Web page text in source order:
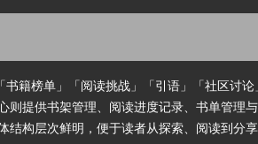
籍榜单」「阅读挑战」「引语」「社区讨论
则提供书架管理、阅读进度记录、书单管理
结构层次鲜明，便于读者从探索、阅读到分